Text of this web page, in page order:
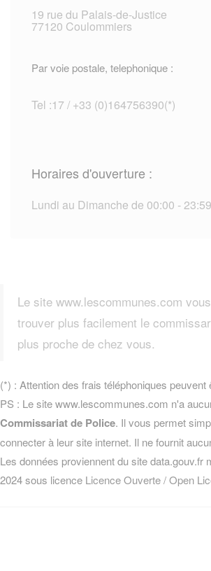
19 rue du Palais-de-Justice
77120 Coulommiers
Par voie postale, telephonique :
Tel :17 / +33 (0)164756390(*)
Horaires d'ouverture :
Lundi au Dimanche de 00:00 - 23:59
Le site www.lescommunes.com
trouver plus facilement le
plus proche de chez vous.
(*) : Attention des frais téléphoniques peuvent
PS : Le site www.lescommunes.com n'a
Commissariat de Police. Il vous permet
connecter à leur site internet. Il ne fournit
Les données proviennent du site data.gouv.fr
2024 sous licence Licence Ouverte / Open